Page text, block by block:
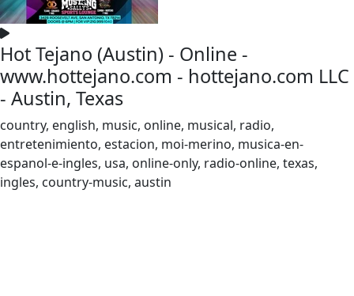
Hot Tejano (Austin) - Online -
www.hottejano.com - hottejano.com LLC
- Austin, Texas
country, english, music, online, musical, radio,
entretenimiento, estacion, moi-merino, musica-en-
espanol-e-ingles, usa, online-only, radio-online, texas,
ingles, country-music, austin